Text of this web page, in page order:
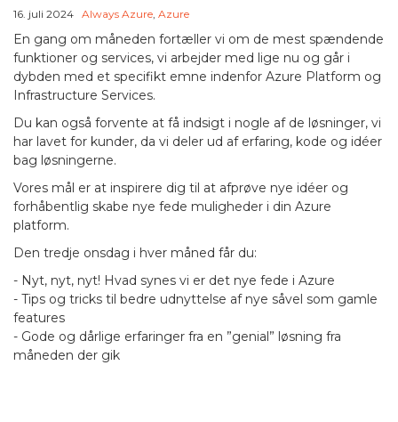
16. juli 2024 Always Azure, Azure
En gang om måneden fortæller vi om de mest spændende
funktioner og services, vi arbejder med lige nu og går i
dybden med et specifikt emne indenfor Azure Platform og
Infrastructure Services.
Du kan også forvente at få indsigt i nogle af de løsninger, vi
har lavet for kunder, da vi deler ud af erfaring, kode og idéer
bag løsningerne.
Vores mål er at inspirere dig til at afprøve nye idéer og
forhåbentlig skabe nye fede muligheder i din Azure
platform.
Den tredje onsdag i hver måned får du:
- Nyt, nyt, nyt! Hvad synes vi er det nye fede i Azure
- Tips og tricks til bedre udnyttelse af nye såvel som gamle
features
- Gode og dårlige erfaringer fra en ”genial” løsning fra
måneden der gik